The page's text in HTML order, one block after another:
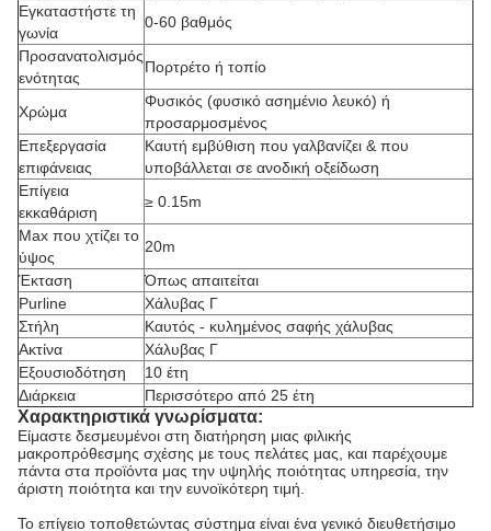
Εγκαταστήστε τη
γωνία
0-60 βαθμός
Προσανατολισμός
ενότητας
Πορτρέτο ή τοπίο
Χρώμα
Φυσικός (φυσικό ασημένιο λευκό) ή
προσαρμοσμένος
Επεξεργασία
επιφάνειας
Καυτή εμβύθιση που γαλβανίζει & που
υποβάλλεται σε ανοδική οξείδωση
Επίγεια
εκκαθάριση
≥ 0.15m
Max που χτίζει το
ύψος
20m
Έκταση
Όπως απαιτείται
Purline
Χάλυβας Γ
Στήλη
Καυτός - κυλημένος σαφής χάλυβας
Ακτίνα
Χάλυβας Γ
Εξουσιοδότηση
10 έτη
Διάρκεια
Περισσότερο από 25 έτη
Χαρακτηριστικά γνωρίσματα:
Είμαστε δεσμευμένοι στη διατήρηση μιας φιλικής
μακροπρόθεσμης σχέσης με τους πελάτες μας, και παρέχουμε
πάντα στα προϊόντα μας την υψηλής ποιότητας υπηρεσία, την
άριστη ποιότητα και την ευνοϊκότερη τιμή.
Το επίγειο τοποθετώντας σύστημα είναι ένα γενικό διευθετήσιμο